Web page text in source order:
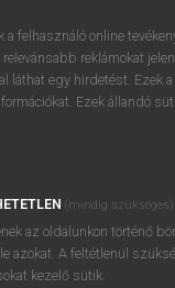
és kiejtésükről,
Az
a felhasználó online
reklámokat
láthat egy hirdetést. Ezek
Ezek állandó
(mindig szükséges)
az oldalunkon történő
azokat. A feltétlenül
kezelő sütik.